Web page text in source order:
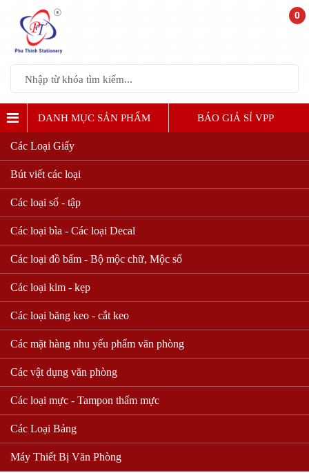
DANH MỤC SẢN PHẨM BÁO GIẢ SỈ VPP
Các Loại Giấy
Bút viết các loại
Các loại sổ - tập
Các loại bìa - Các loại Decal
Các loại đồ bấm - Bộ mộc chữ, Mộc số
Các loại kim - kẹp
Các loại băng keo - cắt keo
Các mặt hàng nhu yếu phẩm văn phòng
Các vật dụng văn phòng
Các loại mực - Tampon thấm mực
Các Loại Bảng
Máy Thiết Bị Văn Phòng
NHẤT THỊ TRƯỜNG"
0